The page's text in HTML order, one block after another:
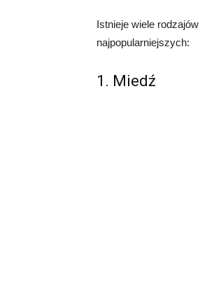
Istnieje wiele
najpopularniejszych:
1. Miedź